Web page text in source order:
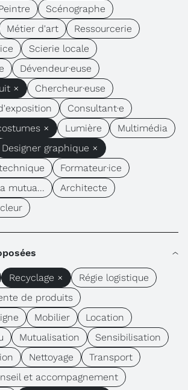
Scénographe
Métier d'art
Ressourcerie
Scierie locale
Dévendeur·euse
×
Chercheur·euse
Consultant·e
×
Lumière
Multimédia
Designer graphique ×
Formateur·ice
mutua...
Architecte
Recyclage ×
Régie logistique
de produits
Mobilier
Location
Mutualisation
Sensibilisation
Nettoyage
Transport
et accompagnement